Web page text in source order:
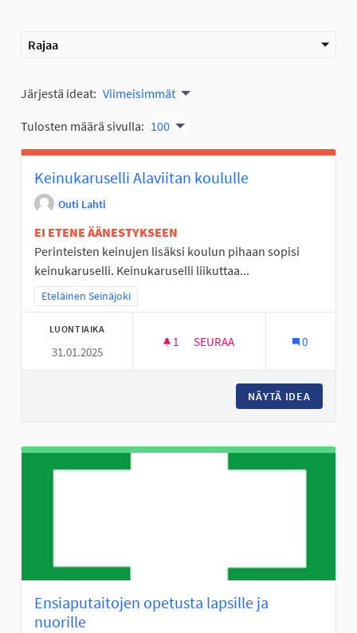
Rajaa
Järjestä ideat: Viimeisimmät
Tulosten määrä sivulla: 100
Keinukaruselli Alaviitan koululle
Outi Lahti
EI ETENE ÄÄNESTYKSEEN
Perinteisten keinujen lisäksi koulun pihaan sopisi
keinukaruselli. Keinukaruselli liikuttaa...
Rajaa tulokset teeman mukaan: Eteläinen Seinäjoki
Eteläinen Seinäjoki
LUONTIAIKA
31.01.2025
1 1 SEURAAJA
SEURAA 0
NÄYTÄ IDEA
Ensiaputaitojen opetusta lapsille ja
nuorille